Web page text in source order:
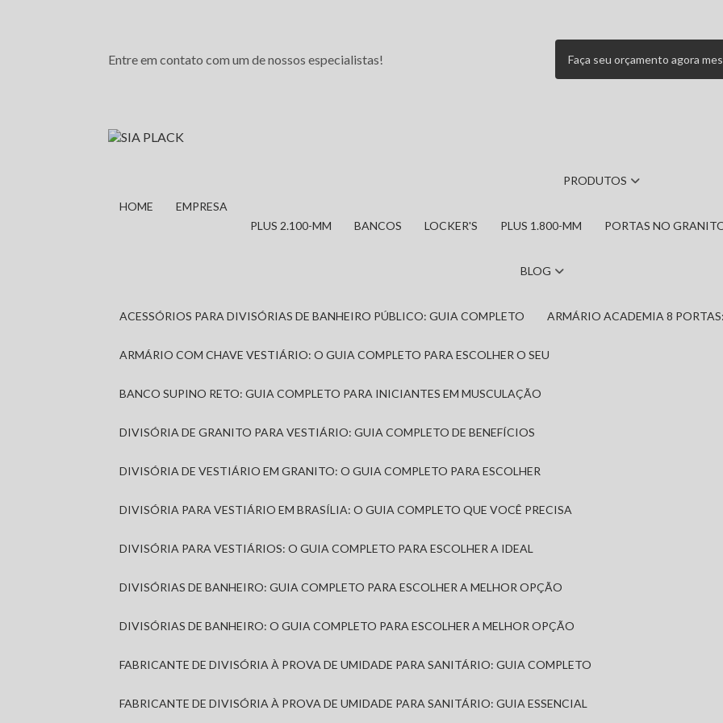
Entre em contato com um de nossos especialistas! Faça seu orçamento agora
HOME EMPRESA
PRODUTOS
PLUS 2.100-MM BANCOS LOCKER'S PLUS 1.800-MM PORTAS NO
BLOG
ACESSÓRIOS PARA DIVISÓRIAS DE BANHEIRO PÚBLICO: GUIA COMPLETO ARMÁRIO ACADEMIA 8
ARMÁRIO COM CHAVE VESTIÁRIO: O GUIA COMPLETO PARA ESCOLHER O SEU
BANCO SUPINO RETO: GUIA COMPLETO PARA INICIANTES EM MUSCULAÇÃO
DIVISÓRIA DE GRANITO PARA VESTIÁRIO: GUIA COMPLETO DE BENEFÍCIOS
DIVISÓRIA DE VESTIÁRIO EM GRANITO: O GUIA COMPLETO PARA ESCOLHER
DIVISÓRIA PARA VESTIÁRIO EM BRASÍLIA: O GUIA COMPLETO QUE VOCÊ PRECISA
DIVISÓRIA PARA VESTIÁRIOS: O GUIA COMPLETO PARA ESCOLHER A IDEAL
DIVISÓRIAS DE BANHEIRO: GUIA COMPLETO PARA ESCOLHER A MELHOR OPÇÃO
DIVISÓRIAS DE BANHEIRO: O GUIA COMPLETO PARA ESCOLHER A MELHOR OPÇÃO
FABRICANTE DE DIVISÓRIA À PROVA DE UMIDADE PARA SANITÁRIO: GUIA COMPLETO
FABRICANTE DE DIVISÓRIA À PROVA DE UMIDADE PARA SANITÁRIO: GUIA ESSENCIAL